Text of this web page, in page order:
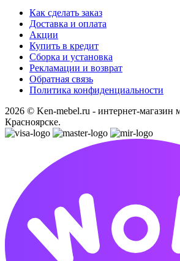
Как сделать заказ
Доставка и оплата
Акции
Купить в кредит
Сборка и установка
Рекламации и возврат
Обратная связь
Политика конфиденциальности
2026 © Ken-mebel.ru - интернет-магазин
Красноярске.